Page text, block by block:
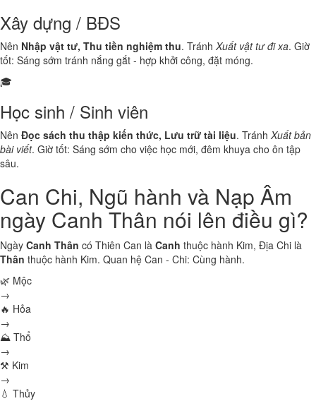
Xây dựng / BĐS
Nên Nhập vật tư, Thu tiền nghiệm thu. Tránh Xuất vật tư đi xa. Giờ
tốt: Sáng sớm tránh nắng gắt - hợp khởi công, đặt móng.
🎓
Học sinh / Sinh viên
Nên Đọc sách thu thập kiến thức, Lưu trữ tài liệu. Tránh Xuất bản
bài viết. Giờ tốt: Sáng sớm cho việc học mới, đêm khuya cho ôn tập
sâu.
Can Chi, Ngũ hành và Nạp Âm
ngày Canh Thân nói lên điều gì?
Ngày Canh Thân có Thiên Can là Canh thuộc hành Kim, Địa Chi là
Thân thuộc hành Kim. Quan hệ Can - Chi: Cùng hành.
🌿 Mộc
→
🔥 Hỏa
→
⛰ Thổ
→
⚒ Kim
→
💧 Thủy